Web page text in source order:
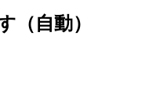
（自動）